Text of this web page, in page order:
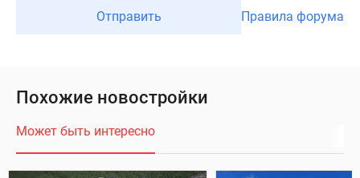
Отправить Правила форума
Похожие новостройки
Может быть интересно